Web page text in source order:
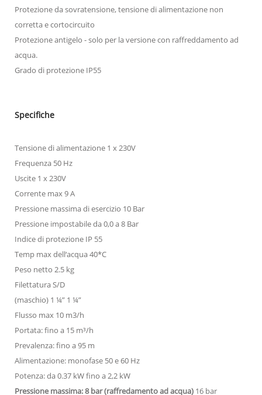
Protezione da sovratensione, tensione di alimentazione non
corretta e cortocircuito
Protezione antigelo - solo per la versione con raffreddamento ad
acqua.
Grado di protezione IP55
Specifiche
Tensione di alimentazione 1 x 230V
Frequenza 50 Hz
Uscite 1 x 230V
Corrente max 9 A
Pressione massima di esercizio 10 Bar
Pressione impostabile da 0,0 a 8 Bar
Indice di protezione IP 55
Temp max dell‘acqua 40*C
Peso netto 2.5 kg
Filettatura S/D
(maschio) 1 ¼” 1 ¼”
Flusso max 10 m3/h
Portata: fino a 15 m³/h
Prevalenza: fino a 95 m
Alimentazione: monofase 50 e 60 Hz
Potenza: da 0.37 kW fino a 2,2 kW
Pressione massima: 8 bar (raffredamento ad acqua) 16 bar